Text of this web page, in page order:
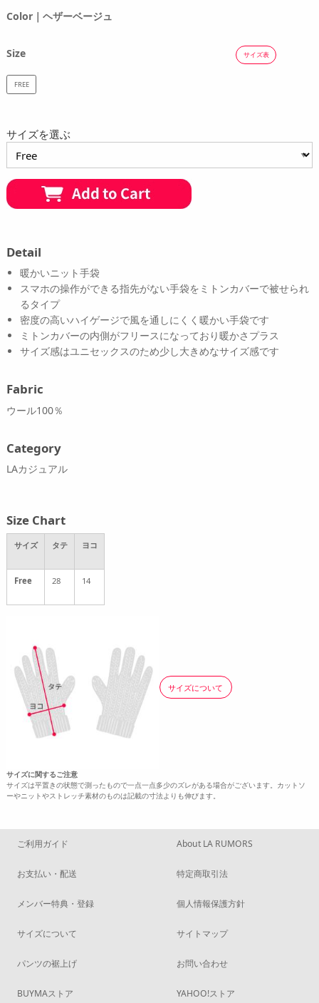
Color｜ヘザーベージュ
Size サイズ表
FREE
サイズを選ぶ
Detail
暖かいニット手袋
スマホの操作ができる指先がない手袋をミトンカバーで被せられ
るタイプ
密度の高いハイゲージで風を通しにくく暖かい手袋です
ミトンカバーの内側がフリースになっており暖かさプラス
サイズ感はユニセックスのため少し大きめなサイズ感です
Fabric
ウール100％
Category
LAカジュアル
Size Chart
サイズ タテ ヨコ
Free 28 14
サイズについて
サイズに関するご注意
サイズは平置きの状態で測ったもので一点一点多少のズレがある場合がございます。カットソ
ーやニットやストレッチ素材のものは記載の寸法よりも伸びます。
ご利用ガイド
お支払い・配送
メンバー特典・登録
サイズについて
パンツの裾上げ
BUYMAストア
About LA RUMORS
特定商取引法
個人情報保護方針
サイトマップ
お問い合わせ
YAHOO!ストア